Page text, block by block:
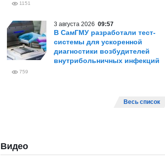
1151
3 августа 2026 09:57
В СамГМУ разработали тест-
системы для ускоренной
диагностики возбудителей
внутрибольничных инфекций
759
Весь список
Видео